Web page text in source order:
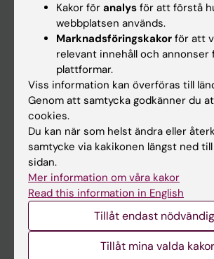
Huvudmeny
Utbildning
Forskarutbildning
Forskning
Om KI
På gång
Nyheter
Kalender
Student
Kakor för analys för att förstå
webbplatsen används.
Marknadsföringskakor för att
relevant innehåll och annonser
plattformar.
Viss information kan överföras till
Genom att samtycka godkänner du
cookies.
Du kan när som helst ändra eller
samtycke via kakikonen längst ned
sidan.
Mer information om våra kakor
Read this information in English
Tillåt endast
Tillåt mina valda kakor